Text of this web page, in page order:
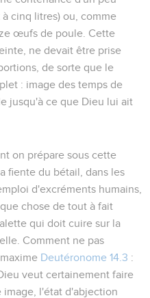
cinq litres) ou, comme
œufs de poule. Cette
ne devait être prise
de sorte que le
: image des temps de
jusqu'à ce que Dieu lui ait
on prépare sous cette
fiente du bétail, dans les
d'excréments humains,
chose de tout à fait
qui doit cuire sur la
Comment ne pas
Deutéronome 14.3 :
veut certainement faire
image, l'état d'abjection